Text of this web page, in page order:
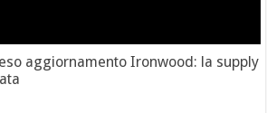
aggiornamento Ironwood: la supply